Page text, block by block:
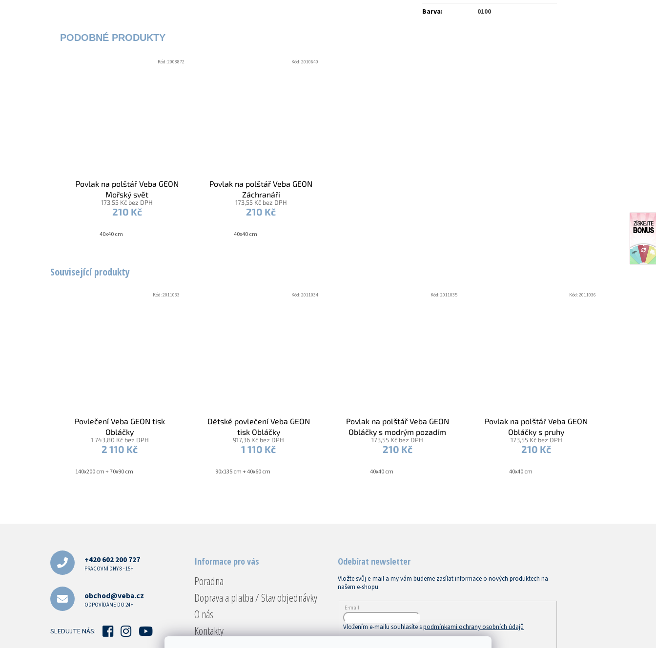
Související produkty
Povlečení Veba GEON tisk
Obláčky
1 743,80 Kč bez DPH
2 110 Kč
140x200 cm + 70x90 cm
Kód:2011033
Dětské povlečení Veba GEON
tisk Obláčky
917,36 Kč bez DPH
1 110 Kč
90x135 cm + 40x60 cm
Kód:2011034
Povlak na polštář Veba GEON
Obláčky s modrým pozadím
173,55 Kč bez DPH
210 Kč
40x40 cm
Kód:2011035
Povlak na polštář Veba GEON
Obláčky s pruhy
173,55 Kč bez DPH
210 Kč
40x40 cm
Kód:2011036
Barva: 0100
Povlak na polštář Veba GEON
Mořský svět
173,55 Kč bez DPH
210 Kč
40x40 cm
Kód:2008872
Povlak na polštář Veba GEON
Záchranáři
173,55 Kč bez DPH
210 Kč
40x40 cm
Kód:2010640
+420 602 200 727
PRACOVNÍ DNY 8 - 15H
obchod@veba.cz
ODPOVÍDÁME DO 24H
SLEDUJTE NÁS:
Informace pro vás
Poradna
Doprava a platba / Stav objednávky
O nás
Kontakty
Odebírat newsletter
Vložte svůj e-mail a my vám budeme zasílat informace o nových produktech na
našem e-shopu.
E-mail
Vložením e-mailu souhlasíte spodmínkami ochrany osobních údajů